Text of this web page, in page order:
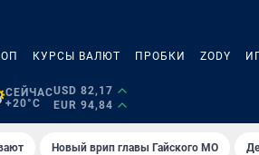
КУРСЫ ВАЛЮТ ПРОБКИ ZODY
СЕЙЧАС
+20°C
USD 82,17
EUR 94,84
Новый врип главы Гайского МО